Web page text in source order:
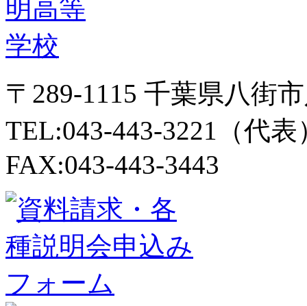
〒289-1115 千葉県八街
TEL:043-443-3221（代表
FAX:043-443-3443